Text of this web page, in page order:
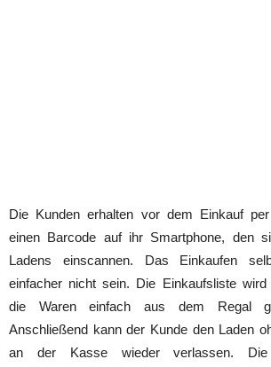
Die Kunden erhalten vor dem Einkauf
einen Barcode auf ihr Smartphone, den
Ladens einscannen. Das Einkaufen
einfacher nicht sein. Die Einkaufsliste wird
die Waren einfach aus dem Regal
Anschließend kann der Kunde den Laden
an der Kasse wieder verlassen. Die